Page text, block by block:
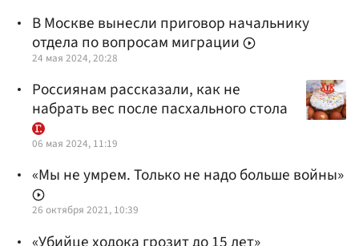
В Москве вынесли приговор начальнику
отдела по вопросам миграции
24 мая 2024, 20:28
Россиянам рассказали, как не
набрать вес после пасхального стола
06 мая 2024, 11:19
«Мы не умрем. Только не надо больше войны»
26 октября 2021, 10:39